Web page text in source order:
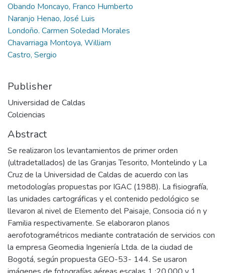
Obando Moncayo, Franco Humberto
Naranjo Henao, José Luis
Londoño. Carmen Soledad Morales
Chavarriaga Montoya, William
Castro, Sergio
Publisher
Universidad de Caldas
Colciencias
Abstract
Se realizaron los levantamientos de primer orden
(ultradetallados) de las Granjas Tesorito, Montelindo y La
Cruz de la Universidad de Caldas de acuerdo con las
metodologías propuestas por IGAC (1988). La fisiografía,
las unidades cartográficas y el contenido pedológico se
llevaron al nivel de Elemento del Paisaje, Consocia ció n y
Familia respectivamente. Se elaboraron planos
aerofotogramétricos mediante contratación de servicios con
la empresa Geomedia Ingeniería Ltda. de la ciudad de
Bogotá, según propuesta GEO-53- 144. Se usaron